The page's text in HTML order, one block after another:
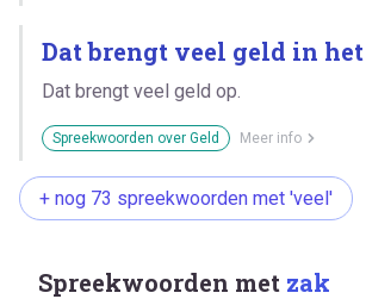
Dat brengt veel geld in
Dat brengt veel geld op.
Spreekwoorden over Geld Meer info
+ nog 73 spreekwoorden met 'veel'
Spreekwoorden met zak